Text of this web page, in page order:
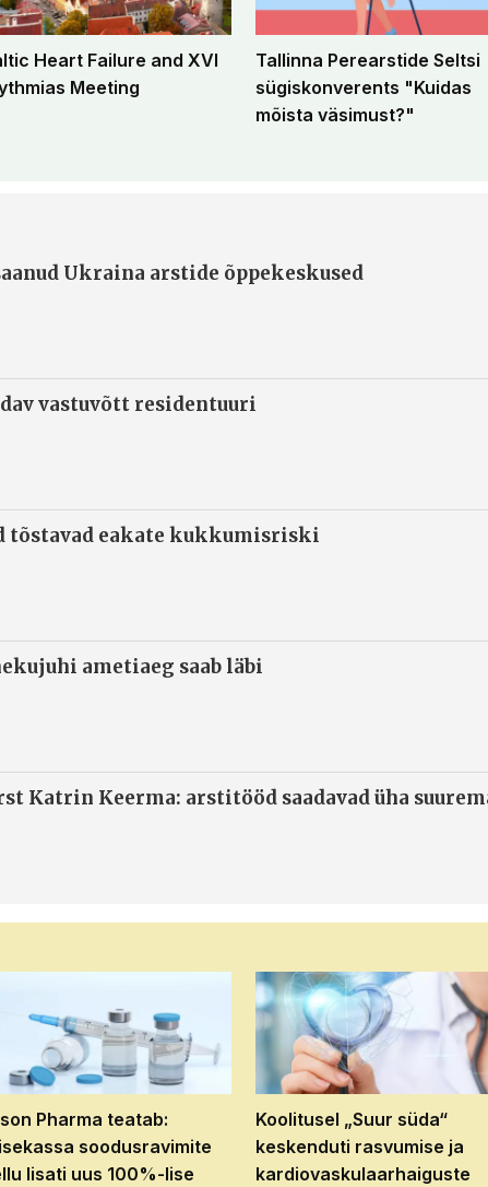
Heart Failure and XVI
Meeting
Tallinna Perearstide Seltsi
sügiskonverents "Kuidas
mõista väsimust?"
Ukraina arstide õppekeskused
vastuvõtt residentuuri
tõstavad eakate kukkumisriski
ametiaeg saab läbi
Katrin Keerma: arstitööd saadavad üha
Pharma teatab:
soodusravimite
lisati uus 100%-lise
Koolitusel „Suur süda“
keskenduti rasvumise ja
kardiovaskulaarhaiguste